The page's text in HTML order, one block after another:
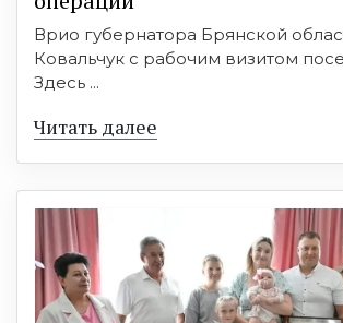
Врио губернатора Брянской
Ковальчук с рабочим визитом
Здесь ...
Читать далее